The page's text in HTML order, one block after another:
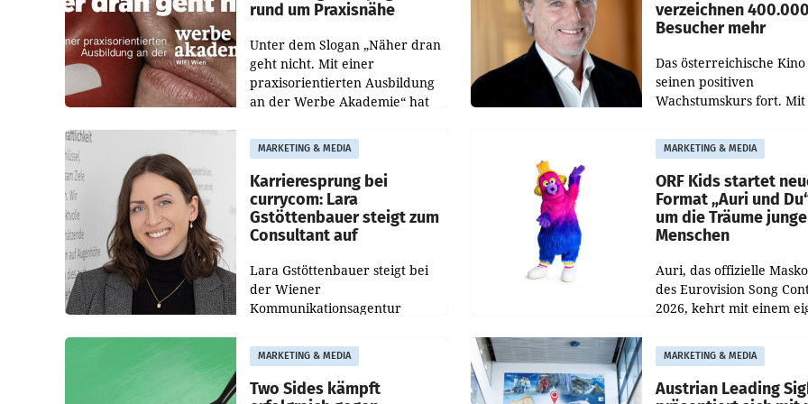
rund um Praxisnähe
Unter dem Slogan „Näher dran
geht nicht. Mit einer
praxisorientierten Ausbildung
an der Werbe Akademie“ hat
WIFI Wien eine neue
Imagekampagne gestartet.
verzeichnen 400.000
Besucher mehr
Das österreichische Kino
seinen positiven
Wachstumskurs fort.
und Besucher höheren
Nettoreichweite im ersten
Halbjahr 2026
MARKETING & MEDIA
Karrieresprung bei
currycom: Lara
Gstöttenbauer steigt zum
Consultant auf
Lara Gstöttenbauer steigt bei
der Wiener
Kommunikationsagentur
partners zum Consultant auf.
Die 27-jährige Beraterin
betreut Kundinnen und
MARKETING & MEDIA
ORF Kids startet
Format „Auri und
um die Träume
Menschen
Auri, das offizielle
des Eurovision Song
2026, kehrt mit einem
zurück. In der neuen
„Auri und Du“ bei ORF
steht
MARKETING & MEDIA
Two Sides kämpft
MARKETING & MEDIA
Austrian Leading